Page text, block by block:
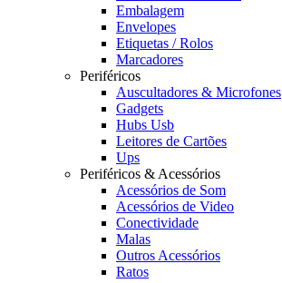
Embalagem
Envelopes
Etiquetas / Rolos
Marcadores
Periféricos
Auscultadores & Microfones
Gadgets
Hubs Usb
Leitores de Cartões
Ups
Periféricos & Acessórios
Acessórios de Som
Acessórios de Video
Conectividade
Malas
Outros Acessórios
Ratos